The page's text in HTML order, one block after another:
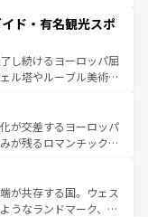
ない旅をしてみよう！
フラメンコ、熱気あふ
生活の一部となってい
囲気や、バルセロナの
古代ローマ遺跡や中世
なるスペインはその個
魅了する。 なお、新着のスペイン情報は コ
ド・有名観光スポ
し続けるヨーロッパ屈
ル塔やルーブル美術館
麗な宮殿、歴史的な大
自然が、訪れる者を心
食の国としても知ら
ンス、プロヴァンスの
楽しみ方が可能だ。さ
れており、どの街角に
が交差するヨーロッパ
が残るロマンチック街
飽きることがない。ベ
のアルプスの絶景、そ
た風景は必見。ビール
が共存する国。ウェス
うなランドマーク、歴